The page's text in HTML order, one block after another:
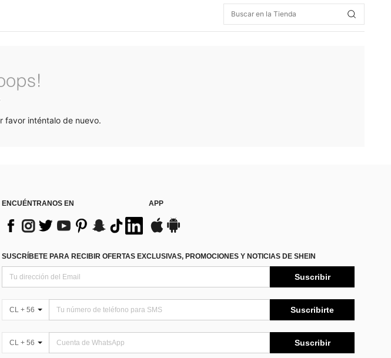
favor inténtalo de nuevo.
ENCUÉNTRANOS EN APP
SUSCRÍBETE PARA RECIBIR OFERTAS EXCLUSIVAS, PROMOCIONES Y NOTICIAS DE SHEIN
Suscribir
CL + 56 Suscribirte
CL + 56 Suscribir